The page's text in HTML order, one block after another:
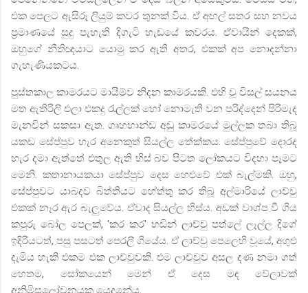
එක පෙලට ඇසිරූ ලියුම් කවර තුනක් විය. ඒ අඟල් සතර සහ නවය
ප්‍රමාණයේ සුදු පැහැති දිගැටි හැඩයේ කවරය. ඒවායින් දෙකක්,
ඔහුගේ නීතිඥයාට යොමු කර ඇති අතර, එකක් අප නොදන්නා
ගැහැණියකටය.
පුස්තකාල කාමරයට මායිම්ව නිදන කාමරයකි. එහි වූ විසල් සයනය
මත ඇතිරිලි එලා එකදු රැල්ලක් හෝ නොමැති වන පරිද්දෙන් පිරිමැද
මැනවින් සකසා ඇත. ගෘහභාන්ඩ අඩු කාමරයේ මුල්ලක තබා තිබූ
යකඩ සේප්පුව හැර අනෙකුත් සියල්ල තේක්කය. සේප්පුවේ දොරද
හැර දමා ඇත්තේ එතුල ඇති හිස් බව පිටත ලෝකයට විදහා පෑමට
මෙනි. කතානායකයා සේප්පුව දෙස හෙළුවේ එක් බැල්මකි. ඔහු,
සේප්පුවට යාබදව බිත්තියට හේත්තු කර තිබූ අල්මාරියේ ලාච්චු
එකක් නෑර ඇර බැලුවේය. ඒවාද සියල්ල හිස්ය. අඩක් වාශ්ප වී ගිය
කපුරු බෝල පෙලක්, 'කර කර' හඬින් ලාච්චු පත්ලේ ලෑල්ල දිගේ
ඉදිරියටත්, පසු පසටත් පෙරලී ගියේය. ඒ ලාච්චු පෙලෙහි වූයේ, අගුළු
දැමිය හැකි එකම එක ලාච්චුවකි. එම ලාච්චුව අසල දණ නමා ගත්
හෙතම, සෝකයෙන් මෙන් ඒ දෙස මඳ වේලාවක්
අනිමිසලෝචනයක යෙදුනේය.